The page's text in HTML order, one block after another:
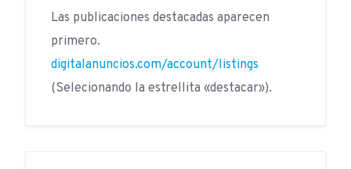
Las publicaciones destacadas aparecen
primero.
digitalanuncios.com/account/listings
(Selecionando la estrellita «destacar»).